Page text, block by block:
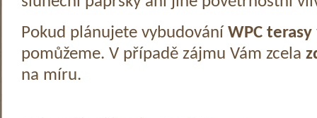
Pokud plánujete vybudování WPC terasy
pomůžeme. V případě zájmu Vám zcela
na míru.